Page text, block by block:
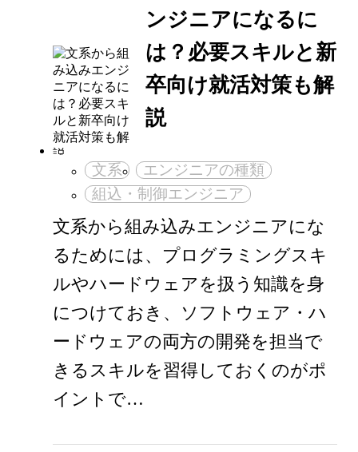
ンジニアになるに
は？必要スキルと新
卒向け就活対策も解
説
文系
エンジニアの種類
組込・制御エンジニア
文系から組み込みエンジニアにな
るためには、プログラミングスキ
ルやハードウェアを扱う知識を身
につけておき、ソフトウェア・ハ
ードウェアの両方の開発を担当で
きるスキルを習得しておくのがポ
イントで…